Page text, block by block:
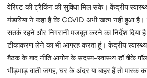
वेरिएंट की ट्रैकिंग की सुविधा मिल सके। केंद्रीय
मंडाविया ने कहा है कि COVID अभी खत्म नहीं हुआ है।
सतर्क रहने और निगरानी मजबूत करने का निर्देश दिया
टीकाकरण लेने का भी आग्रह करता हूं। केंद्रीय स्वास्थ्य
बैठक के बाद नीति आयोग के सदस्य-स्वास्थ्य डॉ वीके
भीड़भाड़ वाली जगह, घर के अंदर या बाहर हैं तो मास्क